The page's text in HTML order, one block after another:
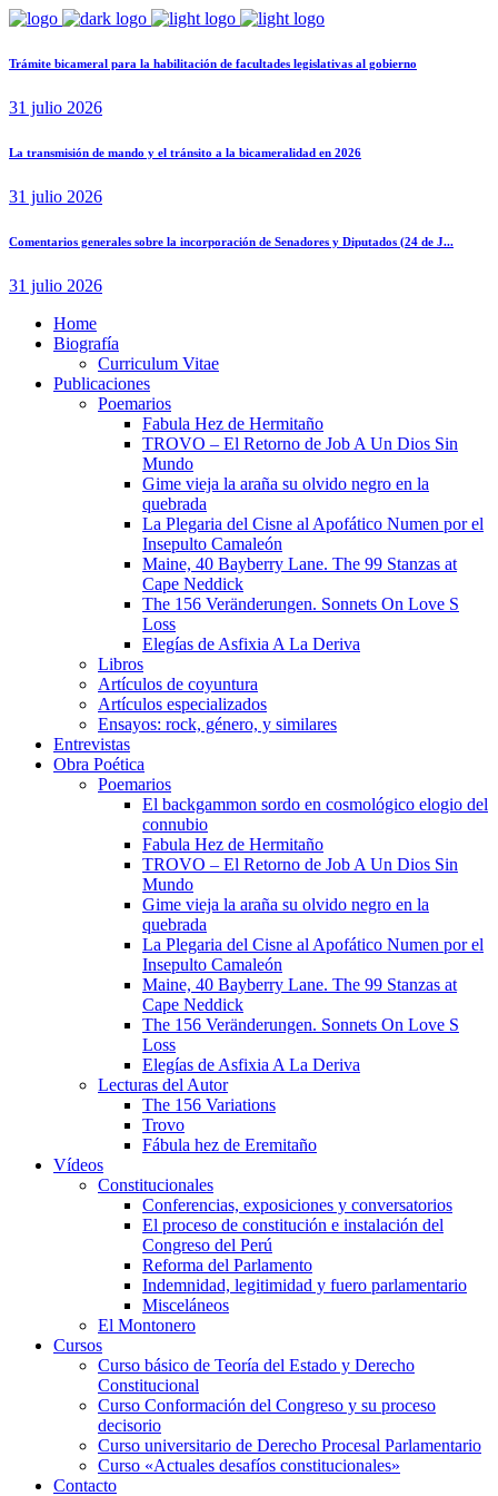
Trámite bicameral para la habilitación de facultades legislativas al gobierno
31 julio 2026
La transmisión de mando y el tránsito a la bicameralidad en 2026
31 julio 2026
Comentarios generales sobre la incorporación de Senadores y Diputados (24 de J...
31 julio 2026
Home
Biografía
Curriculum Vitae​
Publicaciones
Poemarios
Fabula Hez de Hermitaño
TROVO – El Retorno de Job A Un Dios Sin
Mundo
Gime vieja la araña su olvido negro en la
quebrada
La Plegaria del Cisne al Apofático Numen por el
Insepulto Camaleón
Maine, 40 Bayberry Lane. The 99 Stanzas at
Cape Neddick
The 156 Veränderungen. Sonnets On Love S
Loss
Elegías de Asfixia A La Deriva
Libros
Artículos de coyuntura
Artículos especializados
Ensayos: rock, género, y similares
Entrevistas
Obra Poética
Poemarios
El backgammon sordo en cosmológico elogio del
connubio
Fabula Hez de Hermitaño
TROVO – El Retorno de Job A Un Dios Sin
Mundo
Gime vieja la araña su olvido negro en la
quebrada
La Plegaria del Cisne al Apofático Numen por el
Insepulto Camaleón
Maine, 40 Bayberry Lane. The 99 Stanzas at
Cape Neddick
The 156 Veränderungen. Sonnets On Love S
Loss
Elegías de Asfixia A La Deriva
Lecturas del Autor
The 156 Variations
Trovo
Fábula hez de Eremitaño
Vídeos
Constitucionales
Conferencias, exposiciones y conversatorios
El proceso de constitución e instalación del
Congreso del Perú
Reforma del Parlamento
Indemnidad, legitimidad y fuero parlamentario
Misceláneos
El Montonero
Cursos
Curso básico de Teoría del Estado y Derecho
Constitucional
Curso Conformación del Congreso y su proceso
decisorio
Curso universitario de Derecho Procesal Parlamentario
Curso «Actuales desafíos constitucionales»
Contacto